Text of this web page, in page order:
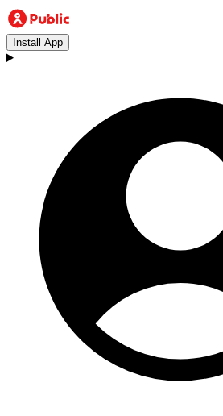
Install App